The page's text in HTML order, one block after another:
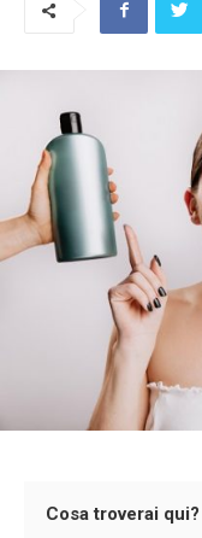
Cosa troverai qui?